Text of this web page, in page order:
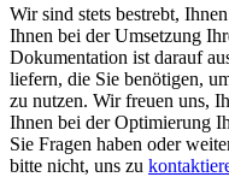
Wir sind stets bestrebt,
Ihnen bei der Umsetzung
Dokumentation ist darauf
liefern, die Sie benötigen,
zu nutzen. Wir freuen uns,
Ihnen bei der Optimierung
Sie Fragen haben oder
bitte nicht, uns zu